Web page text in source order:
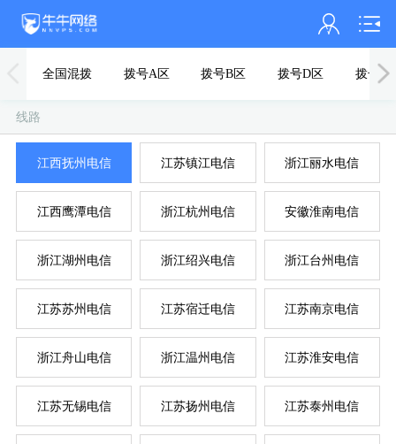
会员名：
充值
订单管理
进入控制台
退出
全国混拨 拨号A区 拨号B区 拨号D区 拨号F
线路
江西抚州电信 江苏镇江电信 浙江丽水电信
江西鹰潭电信 浙江杭州电信 安徽淮南电信
浙江湖州电信 浙江绍兴电信 浙江台州电信
江苏苏州电信 江苏宿迁电信 江苏南京电信
浙江舟山电信 浙江温州电信 江苏淮安电信
江苏无锡电信 江苏扬州电信 江苏泰州电信